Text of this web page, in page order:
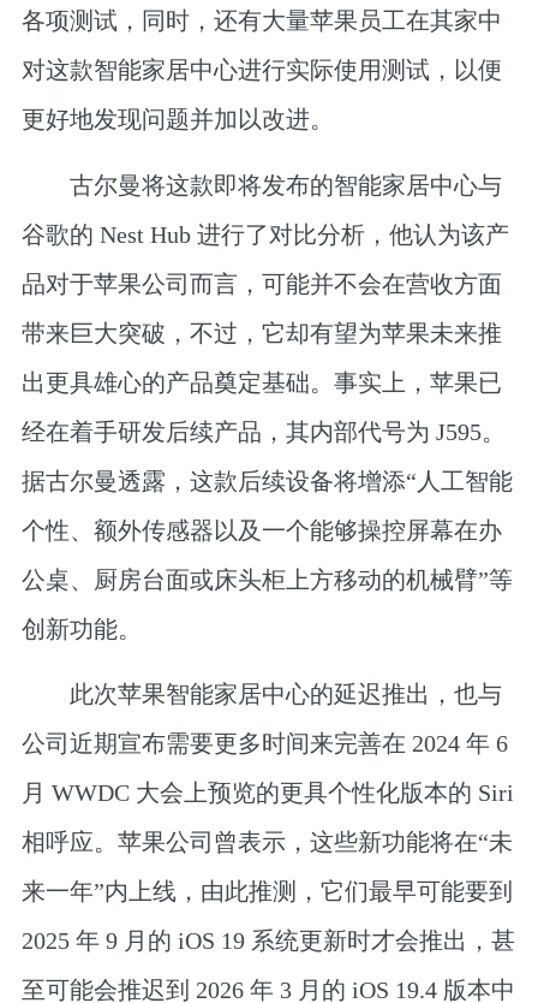
各项测试，同时，还有大量苹果员工在其家中
对这款智能家居中心进行实际使用测试，以便
更好地发现问题并加以改进。
古尔曼将这款即将发布的智能家居中心与
谷歌的 Nest Hub 进行了对比分析，他认为该产
品对于苹果公司而言，可能并不会在营收方面
带来巨大突破，不过， 它却有望为苹果未来推
出更具雄心的产品奠定基础。事实上，苹果已
经在着手研发后续产品，其内部代号为 J595。
据古尔曼透露，这款后续设备将增添“人工智能
个性、额外传感器以及一个能够操控屏幕在办
公桌、厨房台面或床头柜上方移动的机械臂”等
创新功能。
此次苹果智能家居中心的延迟推出，也与
公司近期宣布需要更多时间来完善在 2024 年 6
月 WWDC 大会上预览的更具个性化版本的 Siri
相呼应。苹果公司曾表示，这些新功能将在“未
来一年”内上线，由此推测，它们最早可能要到
2025 年 9 月的 iOS 19 系统更新时才会推出，甚
至可能会推迟到 2026 年 3 月的 iOS 19.4 版本中